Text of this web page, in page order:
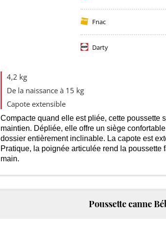
Fnac
Darty
140
4,2 kg
De la naissance à 15 kg
Capote extensible
Compacte quand elle est pliée, cette poussette
maintien. Dépliée, elle offre un siège
dossier entièrement inclinable. La capote est
Pratique, la poignée articulée rend la poussette
main.
Poussette canne